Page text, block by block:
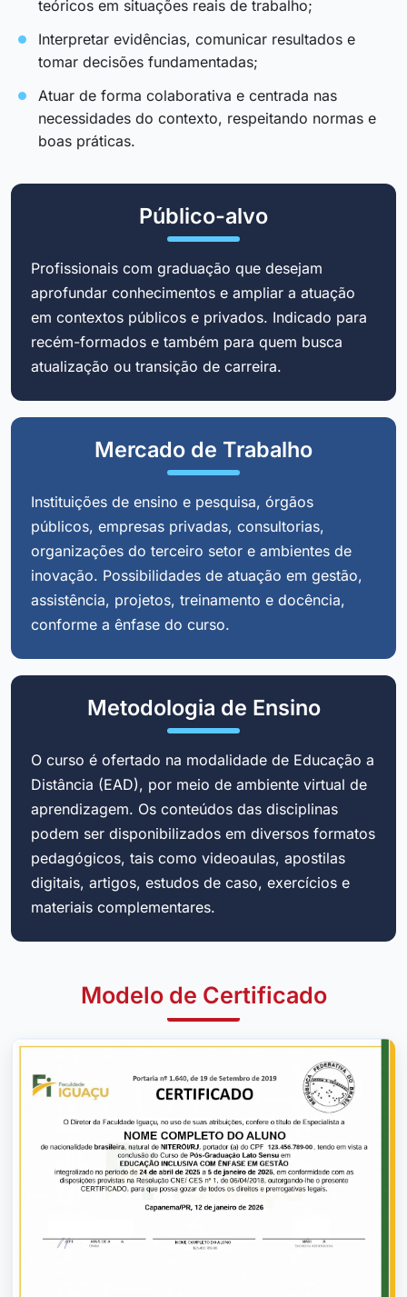
teóricos em situações reais de trabalho;
Interpretar evidências, comunicar resultados e
tomar decisões fundamentadas;
Atuar de forma colaborativa e centrada nas
necessidades do contexto, respeitando normas e
boas práticas.
Público-alvo
Profissionais com graduação que desejam
aprofundar conhecimentos e ampliar a atuação
em contextos públicos e privados. Indicado para
recém-formados e também para quem busca
atualização ou transição de carreira.
Mercado de Trabalho
Instituições de ensino e pesquisa, órgãos
públicos, empresas privadas, consultorias,
organizações do terceiro setor e ambientes de
inovação. Possibilidades de atuação em gestão,
assistência, projetos, treinamento e docência,
conforme a ênfase do curso.
Metodologia de Ensino
O curso é ofertado na modalidade de Educação a
Distância (EAD), por meio de ambiente virtual de
aprendizagem. Os conteúdos das disciplinas
podem ser disponibilizados em diversos formatos
pedagógicos, tais como videoaulas, apostilas
digitais, artigos, estudos de caso, exercícios e
materiais complementares.
Modelo de Certificado